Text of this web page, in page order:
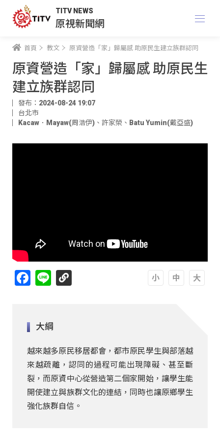
TITV NEWS
原視新聞網
首頁 教文 原資營造「家」歸屬感 助原民生建立族群認同
原資營造「家」歸屬感 助原民生
建立族群認同
發布：2024-08-24 19:07
台北市
Kacaw．Mayaw(周浩伊) 、 許家榮 、 Batu Yumin(戴亞盛)
Facebook
Line
大綱
越來越多原民移居都會，都市原民學生與部落越
來越疏離，認同的過程可能出現障礙、甚至斷
裂，而原資中心從營造第二個家開始，讓學生能
開使建立與族群文化的連結，同時也讓原鄉學生
強化族群自信。